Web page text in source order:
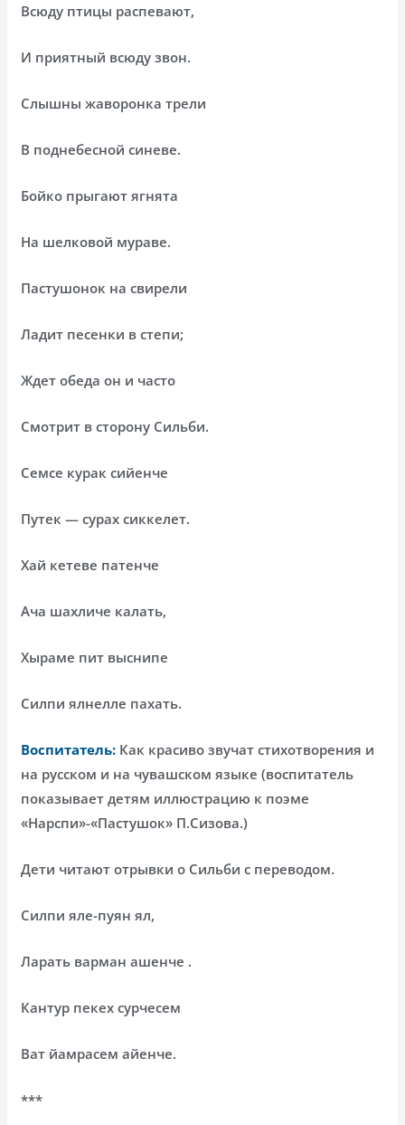
Всюду птицы распевают,
И приятный всюду звон.
Слышны жаворонка трели
В поднебесной синеве.
Бойко прыгают ягнята
На шелковой мураве.
Пастушонок на свирели
Ладит песенки в степи;
Ждет обеда он и часто
Смотрит в сторону Сильби.
Семсе курак сийенче
Путек — сурах сиккелет.
Хай кетеве патенче
Ача шахличе калать,
Хыраме пит выснипе
Силпи ялнелле пахать.
Воспитатель: Как красиво звучат стихотворения и
на русском и на чувашском языке (воспитатель
показывает детям иллюстрацию к поэме
«Нарспи»-«Пастушок» П.Сизова.)
Дети читают отрывки о Сильби с переводом.
Силпи яле-пуян ял,
Ларать варман ашенче .
Кантур пекех сурчесем
Ват йамрасем айенче.
***